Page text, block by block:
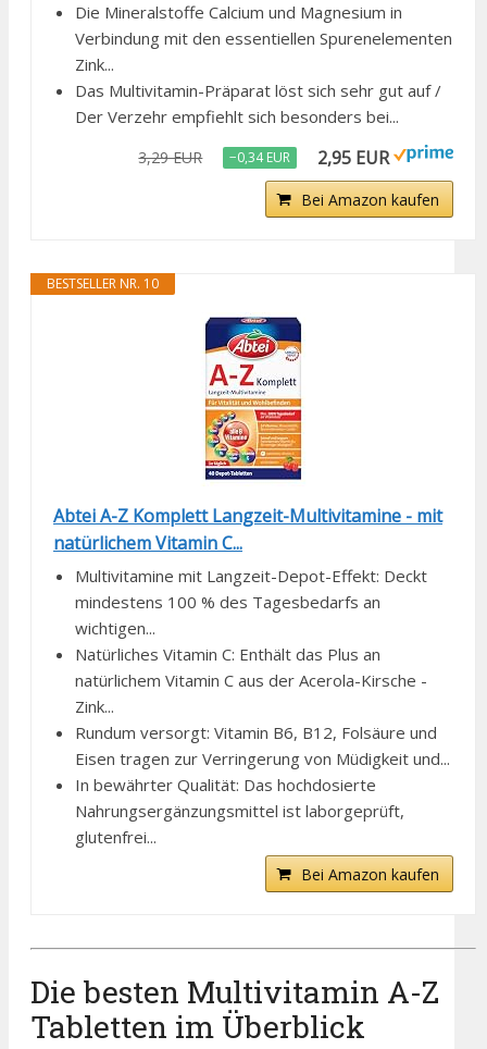
Die Mineralstoffe Calcium und Magnesium in
Verbindung mit den essentiellen Spurenelementen
Zink...
Das Multivitamin-Präparat löst sich sehr gut auf /
Der Verzehr empfiehlt sich besonders bei...
3,29 EUR −0,34 EUR 2,95 EUR
Bei Amazon kaufen
BESTSELLER NR. 10
Abtei A-Z Komplett Langzeit-Multivitamine - mit
natürlichem Vitamin C...
Multivitamine mit Langzeit-Depot-Effekt: Deckt
mindestens 100 % des Tagesbedarfs an
wichtigen...
Natürliches Vitamin C: Enthält das Plus an
natürlichem Vitamin C aus der Acerola-Kirsche -
Zink...
Rundum versorgt: Vitamin B6, B12, Folsäure und
Eisen tragen zur Verringerung von Müdigkeit und...
In bewährter Qualität: Das hochdosierte
Nahrungsergänzungsmittel ist laborgeprüft,
glutenfrei...
Bei Amazon kaufen
Die besten Multivitamin A-Z
Tabletten im Überblick